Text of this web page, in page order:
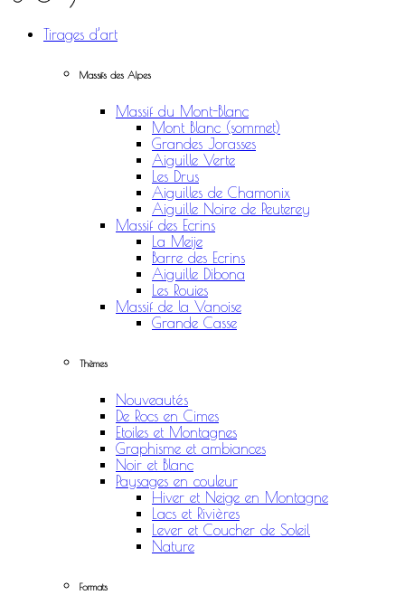
Tirages d’art
Massifs des Alpes
Massif du Mont-Blanc
Mont Blanc (sommet)
Grandes Jorasses
Aiguille Verte
Les Drus
Aiguilles de Chamonix
Aiguille Noire de Peuterey
Massif des Ecrins
La Meije
Barre des Ecrins
Aiguille Dibona
Les Rouies
Massif de la Vanoise
Grande Casse
Thèmes
Nouveautés
De Rocs en Cimes
Etoiles et Montagnes
Graphisme et ambiances
Noir et Blanc
Paysages en couleur
Hiver et Neige en Montagne
Lacs et Rivières
Lever et Coucher de Soleil
Nature
Formats